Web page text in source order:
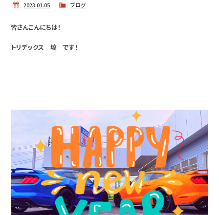
2023.01.05 ブログ
皆さんこんにちは！
トリデックス 塙 です！